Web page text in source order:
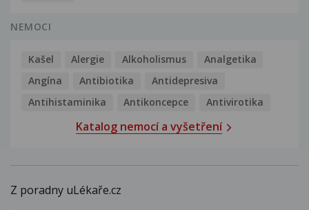
NEMOCI
Kašel Alergie Alkoholismus
Analgetika
Angína
Antibiotika
Antidepresiva
Antihistaminika
Antikoncepce Antivirotika
Katalog nemocí a vyšetření
Z poradny uLékaře.cz